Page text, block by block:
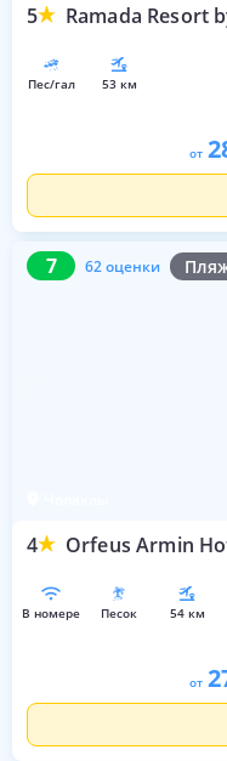
5 Ramada Resort
пес/гал 53 км
от
7 62 оценки
4 Orfeus Armin
7 62 оценки
в номере песок 54 км
от